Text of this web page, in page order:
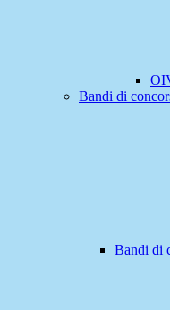
Bandi di
Bandi di